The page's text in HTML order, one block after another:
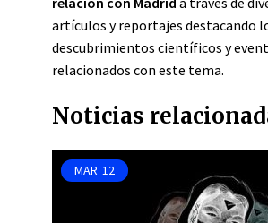
artículos y reportajes destacando
descubrimientos científicos y
relacionados con este tema.
Noticias
MAR 12